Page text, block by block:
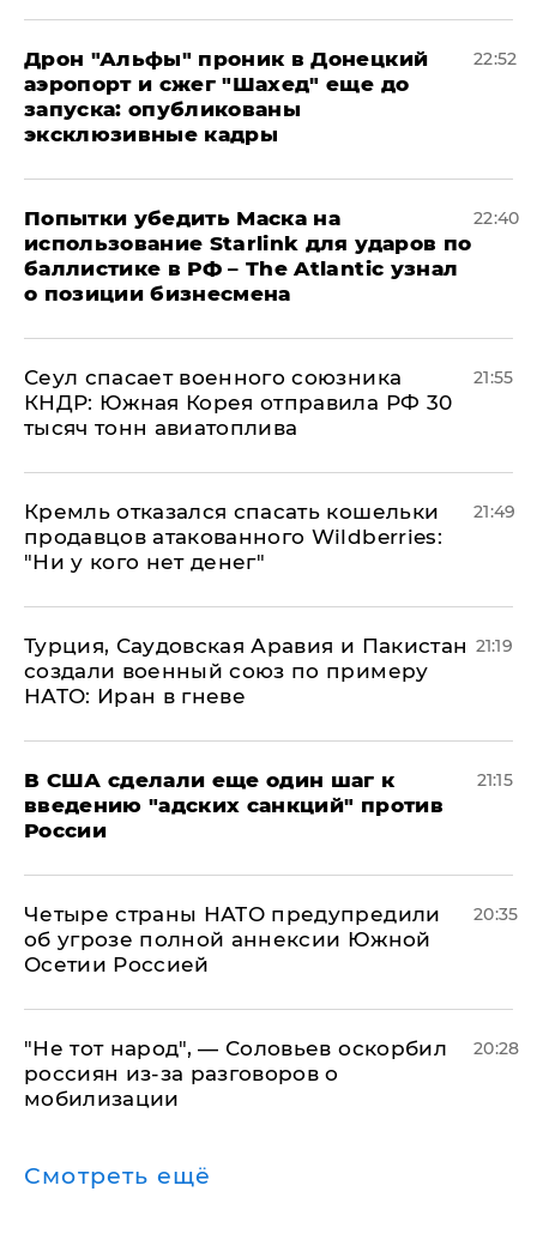
Дрон "Альфы" проник в Донецкий
аэропорт и сжег "Шахед" еще до
запуска: опубликованы
эксклюзивные кадры
22:52
Попытки убедить Маска на
использование Starlink для ударов по
баллистике в РФ – The Atlantic узнал
о позиции бизнесмена
22:40
​Сеул спасает военного союзника
КНДР: Южная Корея отправила РФ 30
тысяч тонн авиатоплива
21:55
Кремль отказался спасать кошельки
продавцов атакованного Wildberries:
"Ни у кого нет денег"
21:49
Турция, Саудовская Аравия и Пакистан
создали военный союз по примеру
НАТО: Иран в гневе
21:19
В США сделали еще один шаг к
введению "адских санкций" против
России
21:15
Четыре страны НАТО предупредили
об угрозе полной аннексии Южной
Осетии Россией
20:35
​"Не тот народ", — Соловьев оскорбил
россиян из-за разговоров о
мобилизации
20:28
Смотреть ещё